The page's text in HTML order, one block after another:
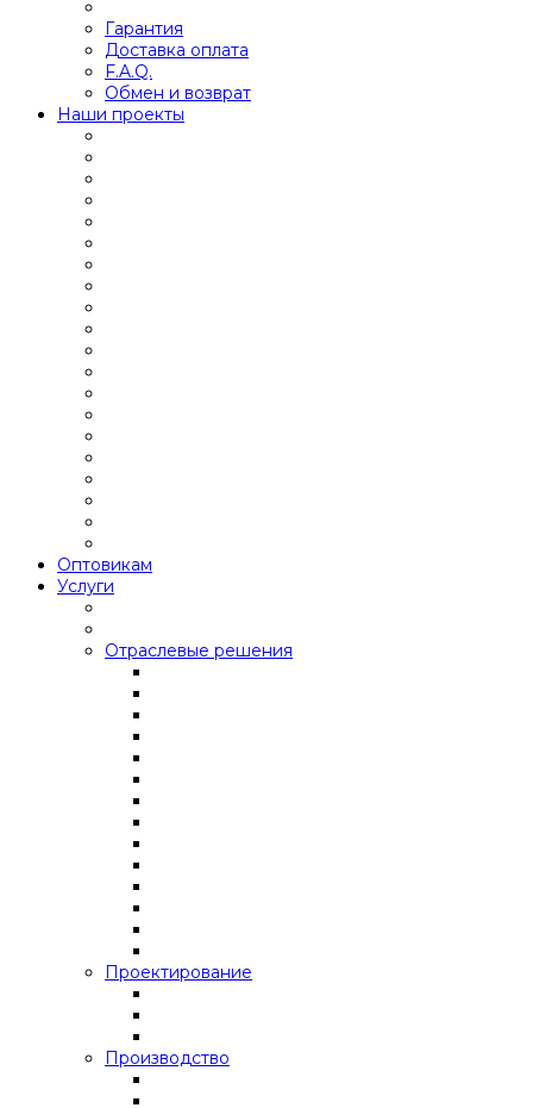
Гарантия
Доставка оплата
F.A.Q.
Обмен и возврат
Наши проекты
Оптовикам
Услуги
Отраслевые решения
Проектирование
Производство